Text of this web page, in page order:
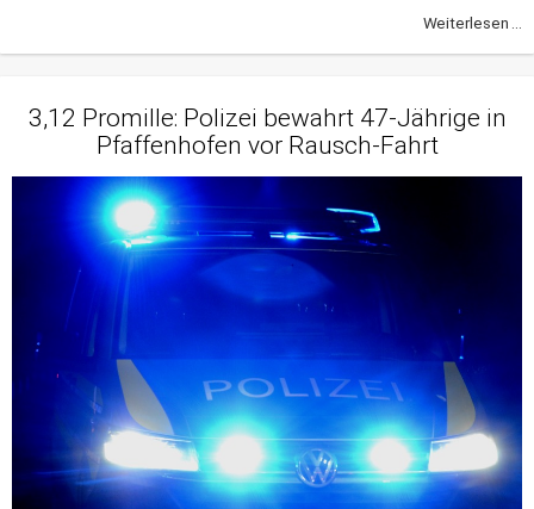
Weiterlesen ...
3,12 Promille: Polizei bewahrt 47-Jährige in
Pfaffenhofen vor Rausch-Fahrt